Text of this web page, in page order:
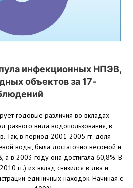
инфекционных НПЭВ,
объектов за 17-
годовые различия во вкладах
разного вида водопользования, в
Так, в период 2001-2005 гг. доля
воды, была достаточно весомой и
а в 2003 году она достигала 60,8%. В
гг.) их вклад снизился в два и
единичных находок. Начиная с